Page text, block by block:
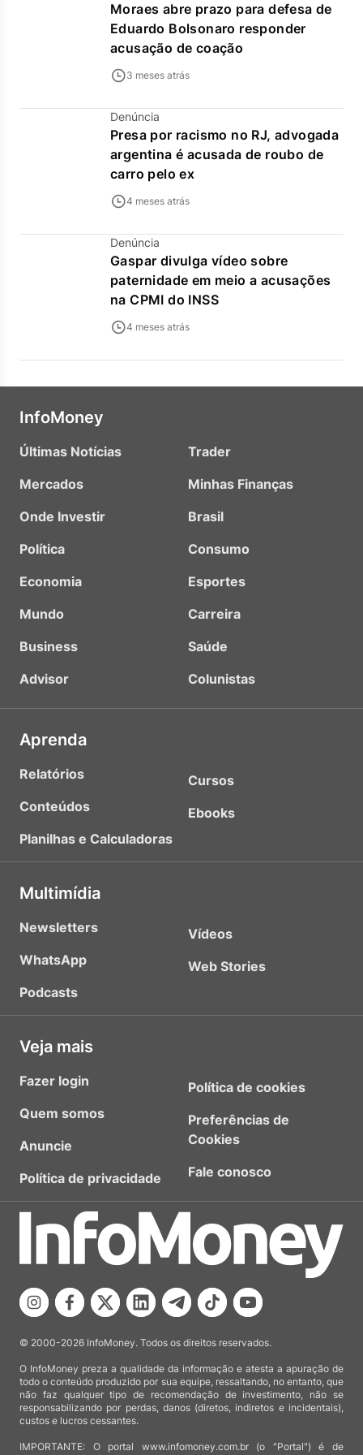
Moraes abre prazo para defesa de
Eduardo Bolsonaro responder
acusação de coação
3 meses atrás
Denúncia
Presa por racismo no RJ, advogada
argentina é acusada de roubo de
carro pelo ex
4 meses atrás
Denúncia
Gaspar divulga vídeo sobre
paternidade em meio a acusações
na CPMI do INSS
4 meses atrás
InfoMoney
Últimas Notícias
Mercados
Onde Investir
Política
Economia
Mundo
Business
Advisor
Trader
Minhas Finanças
Brasil
Consumo
Esportes
Carreira
Saúde
Colunistas
Aprenda
Relatórios
Conteúdos
Planilhas e Calculadoras
Cursos
Ebooks
Multimídia
Newsletters
WhatsApp
Podcasts
Vídeos
Web Stories
Veja mais
Fazer login
Quem somos
Anuncie
Política de privacidade
Política de cookies
Preferências de
Cookies
Fale conosco
© 2000-2026 InfoMoney. Todos os direitos reservados.
O InfoMoney preza a qualidade da informação e atesta a apuração de
todo o conteúdo produzido por sua equipe, ressaltando, no entanto, que
não faz qualquer tipo de recomendação de investimento, não se
responsabilizando por perdas, danos (diretos, indiretos e incidentais),
custos e lucros cessantes.
IMPORTANTE: O portal www.infomoney.com.br (o "Portal") é de